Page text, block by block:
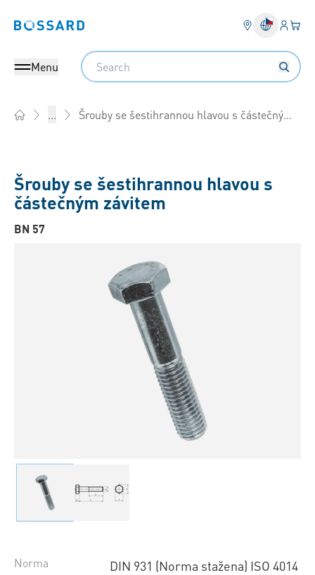
Bossard homepage Váš
Menu
Search
... Šrouby se šestihrannou hlavou s částečným závitem
Šrouby se šestihrannou hlavou s
částečným závitem
BN 57
Norma
DIN 931 (Norma stažena) ISO 4014